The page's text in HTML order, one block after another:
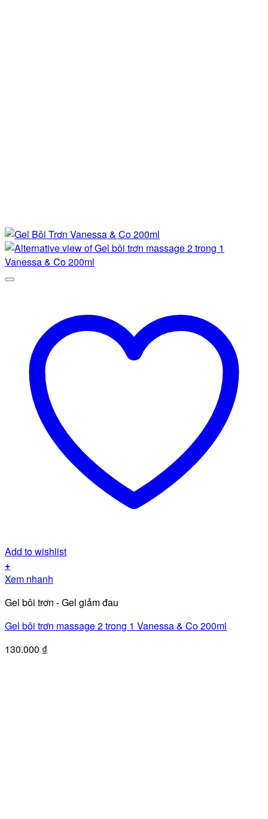
Add to wishlist
+
Xem nhanh
Gel bôi trơn - Gel giảm đau
Gel bôi trơn massage 2 trong 1 Vanessa & Co 200ml
130.000 ₫